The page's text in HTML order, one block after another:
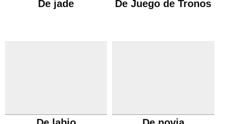
De jade De Juego de Tronos